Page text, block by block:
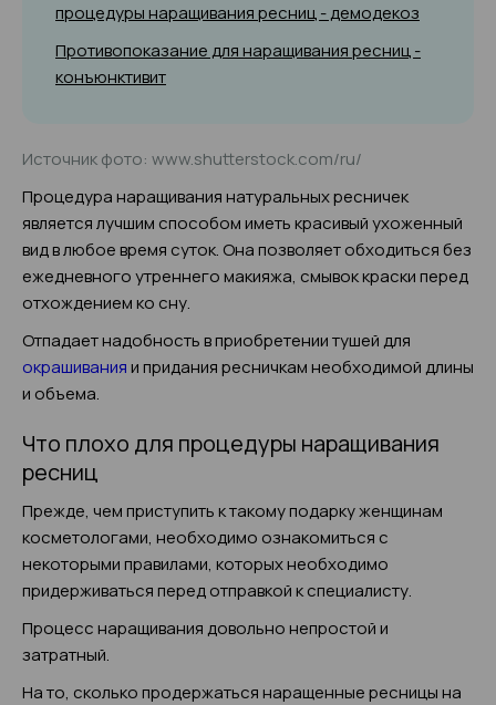
процедуры наращивания ресниц - демодекоз
Противопоказание для наращивания ресниц -
конъюнктивит
Источник фото: www.shutterstock.com/ru/
Процедура наращивания натуральных ресничек
является лучшим способом иметь красивый ухоженный
вид в любое время суток. Она позволяет обходиться без
ежедневного утреннего макияжа, смывок краски перед
отхождением ко сну.
Отпадает надобность в приобретении тушей для
окрашиванияи придания ресничкам необходимой длины
и объема.
Что плохо для процедуры наращивания
ресниц
Прежде, чем приступить к такому подарку женщинам
косметологами, необходимо ознакомиться с
некоторыми правилами, которых необходимо
придерживаться перед отправкой к специалисту.
Процесс наращивания довольно непростой и
затратный.
На то, сколько продержаться наращенные ресницы на